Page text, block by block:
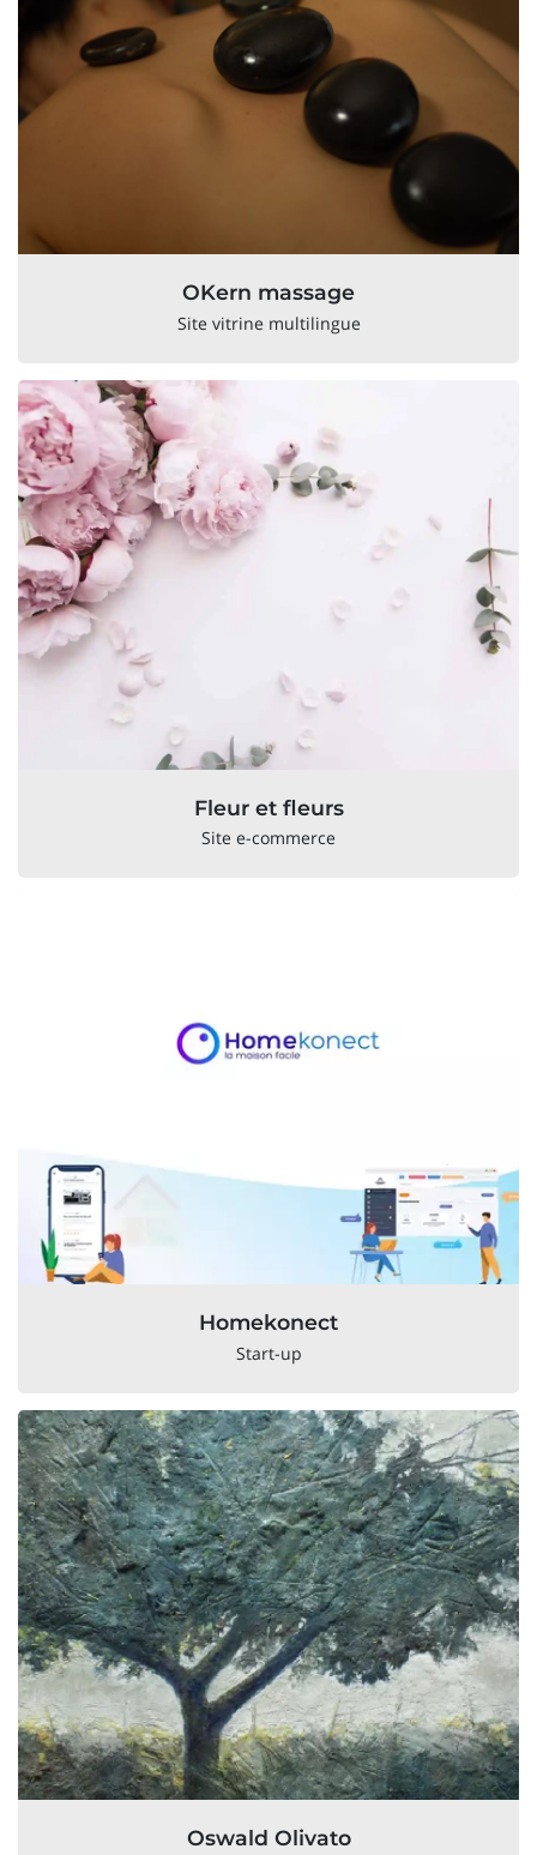
OKern massage
Site vitrine multilingue
Fleur et fleurs
Site e-commerce
Homekonect
Start-up
Oswald Olivato